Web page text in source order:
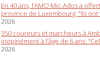
En 40 ans, l’AMO Mic-Ados a
province de Luxembourg: "Ils
2026
350 coureurs et marcheurs à
inopinément à l'âge de 6 ans:
2026